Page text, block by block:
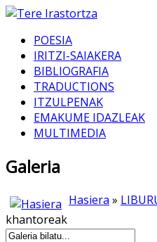
POESIA
IRITZI-SAIAKERA
BIBLIOGRAFIA
TRADUCTIONS
ITZULPENAK
EMAKUME IDAZLEAK
MULTIMEDIA
Galeria
Hasiera »
khantoreak